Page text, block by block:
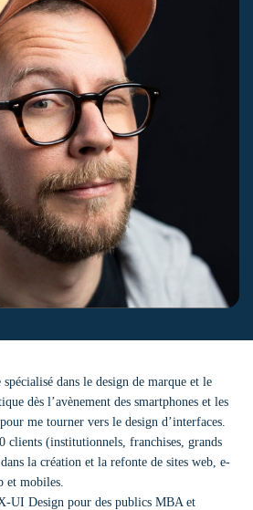
dans le design de marque et le
dès l’avènement des smartphones et les
me tourner vers le design d’interfaces.
clients (institutionnels, franchises, grands
la création et la refonte de sites web, e-
et mobiles.
UI Design pour des publics MBA et